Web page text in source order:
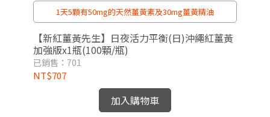
1天5顆有50mg的天然薑黃素及30mg薑黃精油
【新紅薑黃先生】日夜活力平衡(日)沖繩紅薑黃
加強版x1瓶(100顆/瓶)
已銷售：701
NT$707
加入購物車